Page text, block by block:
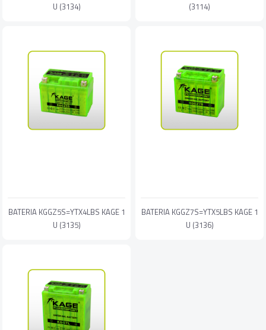
U (3134)
(3114)
BATERIA KGGZ5S=YTX4LBS KAGE 1
U (3135)
BATERIA KGGZ7S=YTX5LBS KAGE 1
U (3136)